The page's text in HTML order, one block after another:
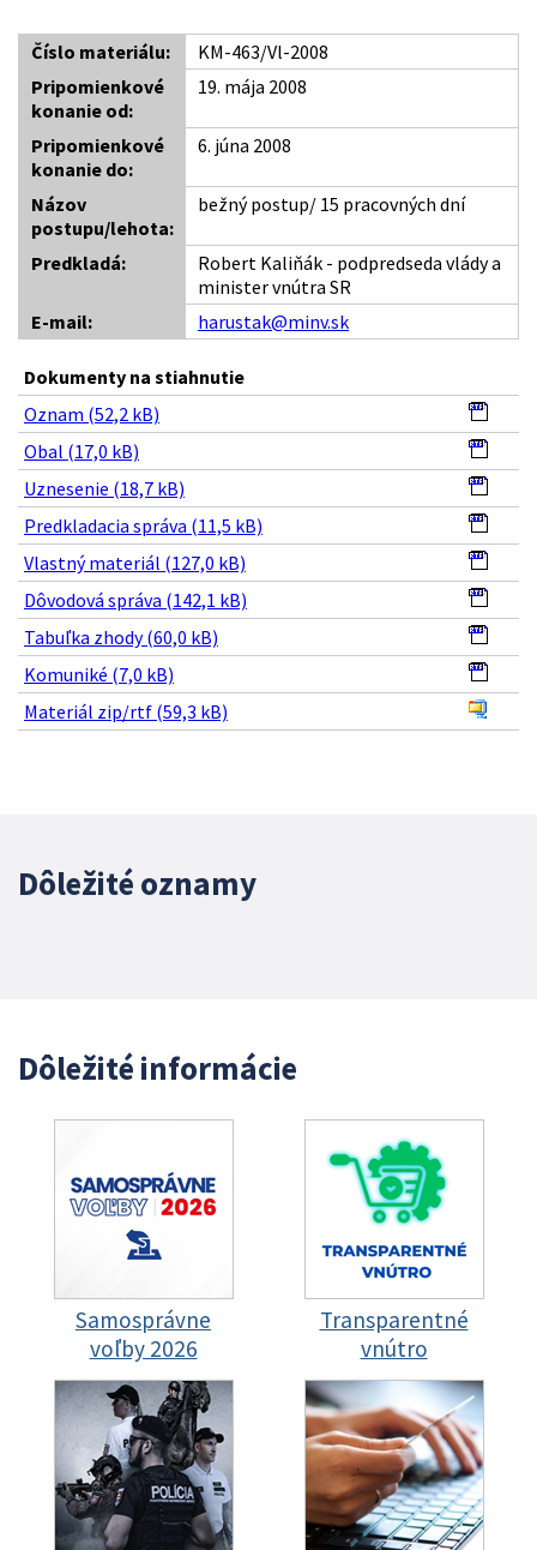
Číslo materiálu:
KM-463/Vl-2008
Pripomienkové
konanie od:
19. mája 2008
Pripomienkové
konanie do:
6. júna 2008
Názov
postupu/lehota:
bežný postup/ 15 pracovných dní
Predkladá:
Robert Kaliňák - podpredseda vlády a
minister vnútra SR
E-mail:
harustak@minv.sk
Dokumenty na stiahnutie
Oznam (52,2 kB)
Obal (17,0 kB)
Uznesenie (18,7 kB)
Predkladacia správa (11,5 kB)
Vlastný materiál (127,0 kB)
Dôvodová správa (142,1 kB)
Tabuľka zhody (60,0 kB)
Komuniké (7,0 kB)
Materiál zip/rtf (59,3 kB)
Dôležité oznamy
Dôležité informácie
Samosprávne
voľby 2026
Transparentné
vnútro